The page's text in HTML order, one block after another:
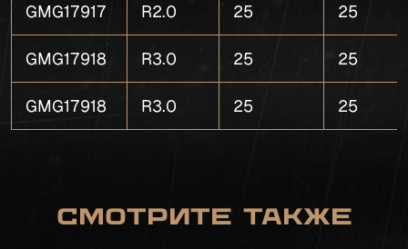
GMG17917 R2.0 25 25
GMG17918 R3.0 25 25
GMG17918 R3.0 25 25
Смотрите также